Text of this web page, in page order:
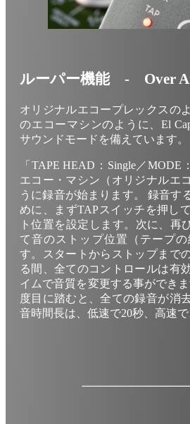
ルーパー機能 - Over
オリジナルエコープレックスの
のエコーマシンのように、El
サウンドモードを備えています。
「TAPE HEAD：Single／MODE
エコー・マシン（オリジナルエ
うに録音が始まります。 録音す
めに、まずTAPスイッチを押し
ト位置を設定します。次に、再
て音のストップ位置（テープ
す。スタートからストップまで
る間、全てのコントロールは有
イムで音質を変更する事ができ
度目に踏むと、全ての録音が消
音時間長は、低速で20秒、高速で